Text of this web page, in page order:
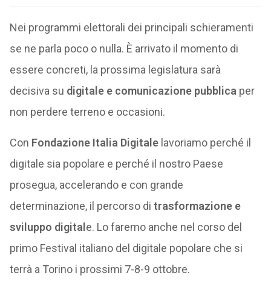
Nei programmi elettorali dei principali schieramenti
se ne parla poco o nulla. È arrivato il momento di
essere concreti, la prossima legislatura sarà
decisiva su digitale e comunicazione pubblica per
non perdere terreno e occasioni.
Con Fondazione Italia Digitalelavoriamo perché il
digitale sia popolare e perché il nostro Paese
prosegua, accelerando e con grande
determinazione, il percorso di trasformazione e
sviluppo digital e. Lo faremo anche nel corso del
primo Festival italiano del digitale popolare che si
terrà a Torino i prossimi 7-8-9 ottobre.